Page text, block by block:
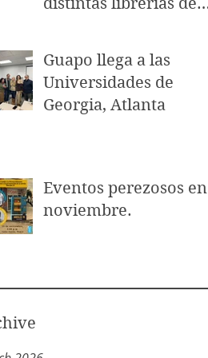
Guapo llega a las
Universidades de
Georgia, Atlanta
Eventos perezosos en
noviembre.